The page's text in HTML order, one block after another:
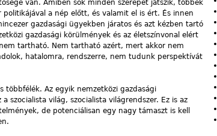
van. Amiben sok minden szerepet játszik, többek
a nép előtt, és valamit el is ért. És innen
gazdasági ügyekben járatos és azt kézben tartó
gazdasági körülmények és az életszínvonal elért
tartható. Nem tartható azért, mert akkor nem
hatalomra, rendszerre, nem tudunk perspektívát
többfélék. Az egyik nemzetközi gazdasági
szocialista világ, szocialista világrendszer. Ez is az
de potenciálisan egy nagy támaszt is kell